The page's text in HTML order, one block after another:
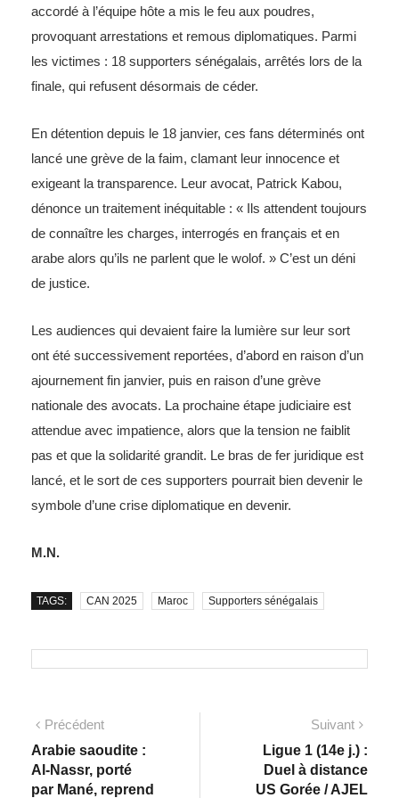
accordé à l’équipe hôte a mis le feu aux poudres,
provoquant arrestations et remous diplomatiques. Parmi
les victimes : 18 supporters sénégalais, arrêtés lors de la
finale, qui refusent désormais de céder.
En détention depuis le 18 janvier, ces fans déterminés ont
lancé une grève de la faim, clamant leur innocence et
exigeant la transparence. Leur avocat, Patrick Kabou,
dénonce un traitement inéquitable : « Ils attendent toujours
de connaître les charges, interrogés en français et en
arabe alors qu’ils ne parlent que le wolof. » C’est un déni
de justice.
Les audiences qui devaient faire la lumière sur leur sort
ont été successivement reportées, d’abord en raison d’un
ajournement fin janvier, puis en raison d’une grève
nationale des avocats. La prochaine étape judiciaire est
attendue avec impatience, alors que la tension ne faiblit
pas et que la solidarité grandit. Le bras de fer juridique est
lancé, et le sort de ces supporters pourrait bien devenir le
symbole d’une crise diplomatique en devenir.
M.N.
TAGS: CAN 2025 Maroc Supporters sénégalais
Précédent
Arabie saoudite :
Al-Nassr, porté
par Mané, reprend
Suivant
Ligue 1 (14e j.) :
Duel à distance
US Gorée / AJEL